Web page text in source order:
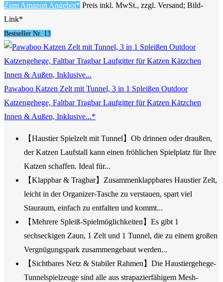
Zum Amazon Angebot* Preis inkl. MwSt., zzgl. Versand; Bild-
Link*
Bestseller Nr. 13
Pawaboo Katzen Zelt mit Tunnel, 3 in 1 Spleißen Outdoor
Katzengehege, Faltbar Tragbar Laufgitter für Katzen Kätzchen
Innen & Außen, Inklusive...*
【Haustier Spielzelt mit Tunnel】Ob drinnen oder draußen,
der Katzen Laufstall kann einen fröhlichen Spielplatz für Ihre
Katzen schaffen. Ideal für...
【Klappbar & Tragbar】Zusammenklappbares Haustier Zelt,
leicht in der Organizer-Tasche zu verstauen, spart viel
Stauraum, einfach zu entfalten und kommt...
【Mehrere Spleiß-Spielmöglichkeiten】Es gibt 1
sechseckigen Zaun, 1 Zelt und 1 Tunnel, die zu einem großen
Vergnügungspark zusammengebaut werden...
【Sichtbares Netz & Stabiler Rahmen】Die Haustiergehege-
Tunnelspielzeuge sind alle aus strapazierfähigem Mesh-